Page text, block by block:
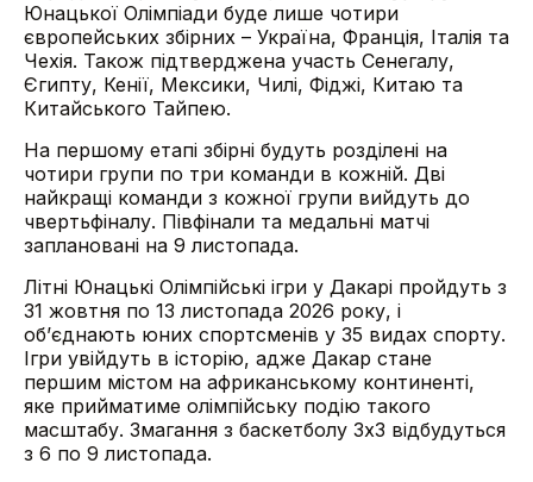
Юнацької Олімпіади буде лише чотири
європейських збірних – Україна, Франція, Італія та
Чехія. Також підтверджена участь Сенегалу,
Єгипту, Кенії, Мексики, Чилі, Фіджі, Китаю та
Китайського Тайпею.
На першому етапі збірні будуть розділені на
чотири групи по три команди в кожній. Дві
найкращі команди з кожної групи вийдуть до
чвертьфіналу. Півфінали та медальні матчі
заплановані на 9 листопада.
Літні Юнацькі Олімпійські ігри у Дакарі пройдуть з
31 жовтня по 13 листопада 2026 року, і
об’єднають юних спортсменів у 35 видах спорту.
Ігри увійдуть в історію, адже Дакар стане
першим містом на африканському континенті,
яке прийматиме олімпійську подію такого
масштабу. Змагання з баскетболу 3х3 відбудуться
з 6 по 9 листопада.